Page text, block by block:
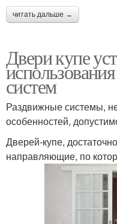
читать дальше →
Двери купе
систем
Раздвижные системы,
особенностей,
Дверей-купе,
направляющие, по